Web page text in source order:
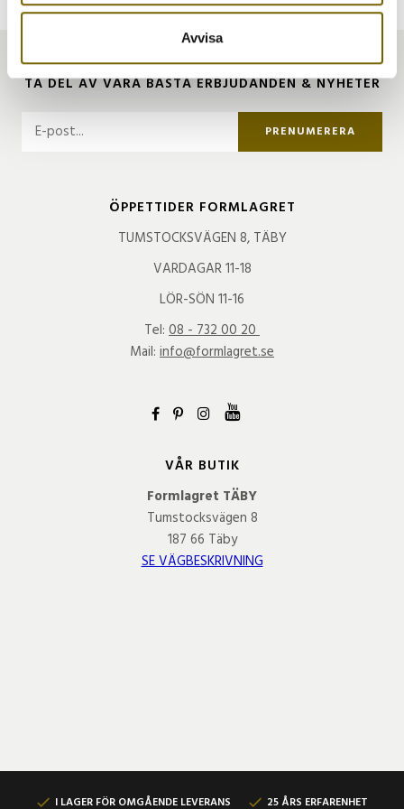
samlat in när du har använt deras tjänster.
Avvisa
TA DEL AV VÅRA BÄSTA ERBJUDANDEN & NYHETER
PRENUMERERA
ÖPPETTIDER FORMLAGRET
TUMSTOCKSVÄGEN 8, TÄBY
VARDAGAR 11-18
LÖR-SÖN 11-16
Tel: 08 - 732 00 20
Mail: info@formlagret.se
VÅR BUTIK
Formlagret TÄBY
Tumstocksvägen 8
187 66 Täby
SE VÄGBESKRIVNING
I LAGER FÖR OMGÅENDE LEVERANS 25 ÅRS ERFARENHET